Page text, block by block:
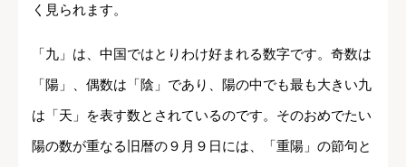
く見られます。
「九」は、中国ではとりわけ好まれる数字です。奇数は
「陽」、偶数は「陰」であり、陽の中でも最も大きい九
は「天」を表す数とされているのです。そのおめでたい
陽の数が重なる旧暦の９月９日には、「重陽」の節句と